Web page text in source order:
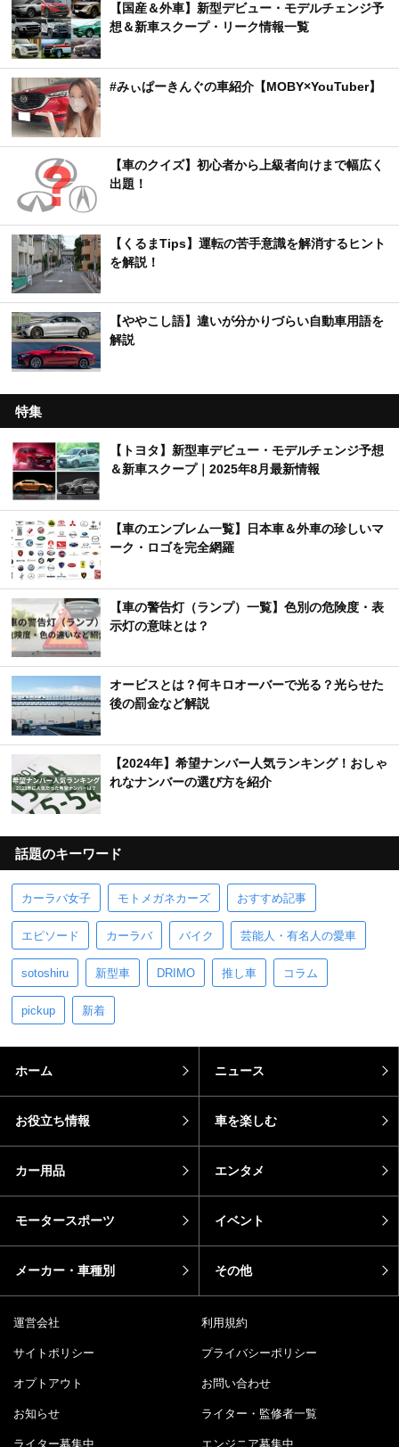
【国産＆外車】新型デビュー・モデルチェンジ予
想＆新車スクープ・リーク情報一覧
#みぃぱーきんぐの車紹介【MOBY×YouTuber】
【車のクイズ】初心者から上級者向けまで幅広く
出題！
【くるまTips】運転の苦手意識を解消するヒント
を解説！
【ややこし語】違いが分かりづらい自動車用語を
解説
特集
【トヨタ】新型車デビュー・モデルチェンジ予想
＆新車スクープ｜2025年8月最新情報
【車のエンブレム一覧】日本車＆外車の珍しいマ
ーク・ロゴを完全網羅
【車の警告灯（ランプ）一覧】色別の危険度・表
示灯の意味とは？
オービスとは？何キロオーバーで光る？光らせた
後の罰金など解説
【2024年】希望ナンバー人気ランキング！おしゃ
れなナンバーの選び方を紹介
話題のキーワード
カーラバ女子 モトメガネカーズ おすすめ記事
エピソード カーラバ バイク 芸能人・有名人の愛車
sotoshiru 新型車 DRIMO 推し車 コラム
pickup 新着
ホーム ニュース
お役立ち情報 車を楽しむ
カー用品 エンタメ
モータースポーツ イベント
メーカー・車種別 その他
運営会社 利用規約
サイトポリシー プライバシーポリシー
オプトアウト お問い合わせ
お知らせ ライター・監修者一覧
ライター募集中 エンジニア募集中